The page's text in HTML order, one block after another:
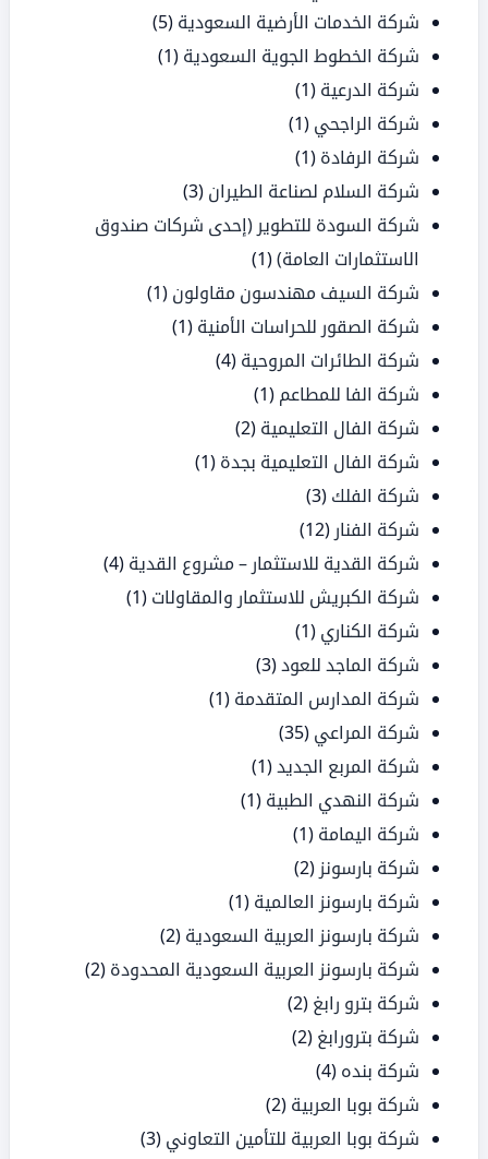
شركة الخدمات الأرضية السعودية (5)
شركة الخطوط الجوية السعودية (1)
شركة الدرعية (1)
شركة الراجحي (1)
شركة الرفادة (1)
شركة السلام لصناعة الطيران (3)
شركة السودة للتطوير (إحدى شركات صندوق
الاستثمارات العامة)(1)
شركة السيف مهندسون مقاولون (1)
شركة الصقور للحراسات الأمنية (1)
شركة الطائرات المروحية (4)
شركة الفا للمطاعم (1)
شركة الفال التعليمية (2)
شركة الفال التعليمية بجدة (1)
شركة الفلك (3)
شركة الفنار (12)
شركة القدية للاستثمار – مشروع القدية (4)
شركة الكبريش للاستثمار والمقاولات (1)
شركة الكناري (1)
شركة الماجد للعود(3)
شركة المدارس المتقدمة (1)
شركة المراعي (35)
شركة المربع الجديد(1)
شركة النهدي الطبية (1)
شركة اليمامة (1)
شركة بارسونز (2)
شركة بارسونز العالمية (1)
شركة بارسونز العربية السعودية (2)
شركة بارسونز العربية السعودية المحدودة (2)
شركة بترو رابغ (2)
شركة بترورابغ (2)
شركة بنده (4)
شركة بوبا العربية (2)
شركة بوبا العربية للتأمين التعاوني (3)